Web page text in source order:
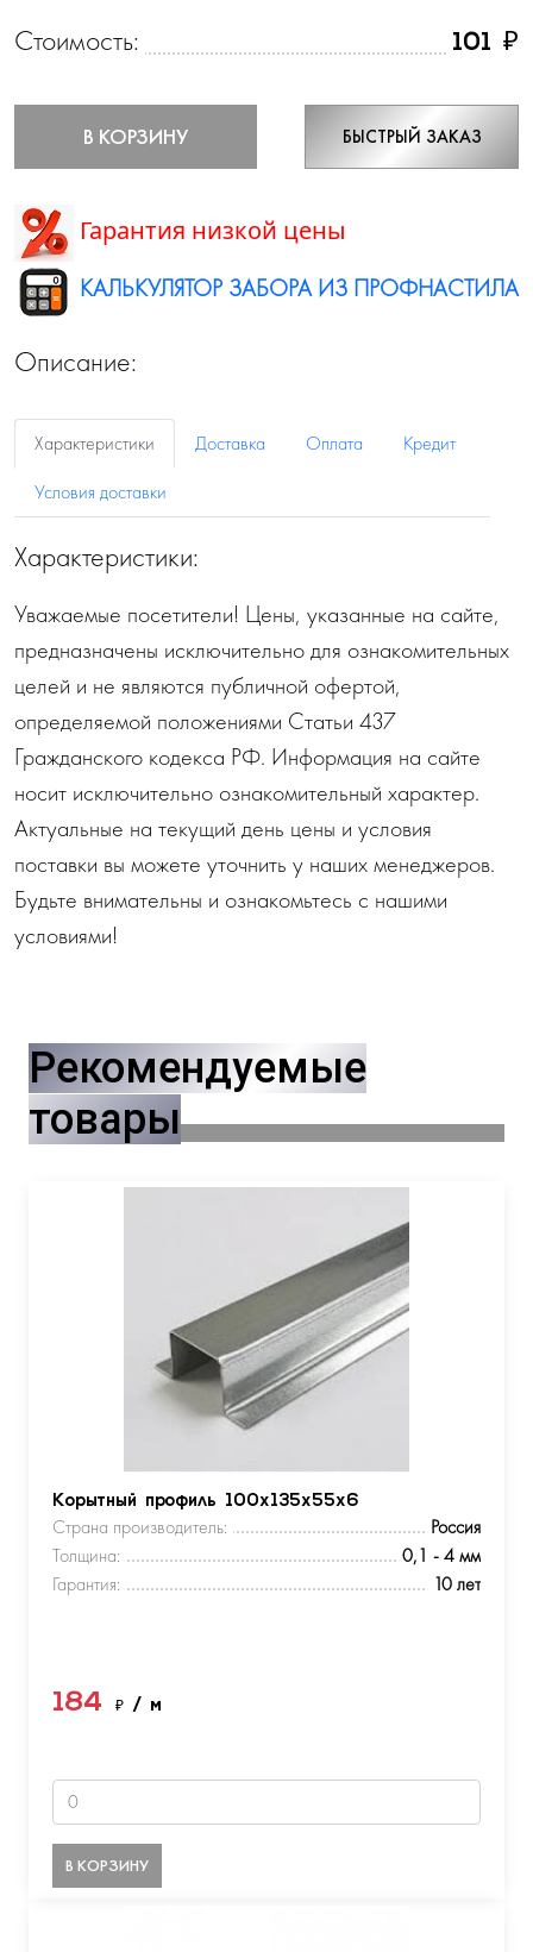
Стоимость: 101 ₽
В КОРЗИНУ БЫСТРЫЙ ЗАКАЗ
Гарантия низкой цены
КАЛЬКУЛЯТОР ЗАБОРА ИЗ ПРОФНАСТИЛА
Описание:
Характеристики Доставка Оплата
Кредит
Условия доставки
Характеристики:
Уважаемые посетители! Цены, указанные на сайте,
предназначены исключительно для ознакомительных
целей и не являются публичной офертой,
определяемой положениями Статьи 437
Гражданского кодекса РФ. Информация на сайте
носит исключительно ознакомительный характер.
Актуальные на текущий день цены и условия
поставки вы можете уточнить у наших менеджеров.
Будьте внимательны и ознакомьтесь с нашими
условиями!
Рекомендуемые
товары
Корытный профиль 100х135х55х6
Страна производитель:
Россия
Толщина:
0,1 - 4 мм
Гарантия:
10 лет
184 ₽ / м
В КОРЗИНУ